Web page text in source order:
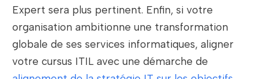
Expert sera plus pertinent. Enfin, si votre
organisation ambitionne une transformation
globale de ses services informatiques, aligner
votre cursus ITIL avec une démarche de